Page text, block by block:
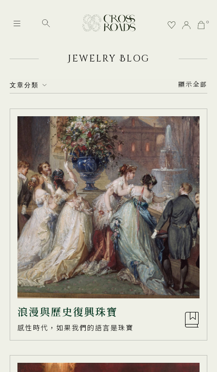
0
JEWELRY BLOG
文章分類 顯示全部
浪漫與歷史復興珠寶
感性時代，如果我們的語⾔是珠寶